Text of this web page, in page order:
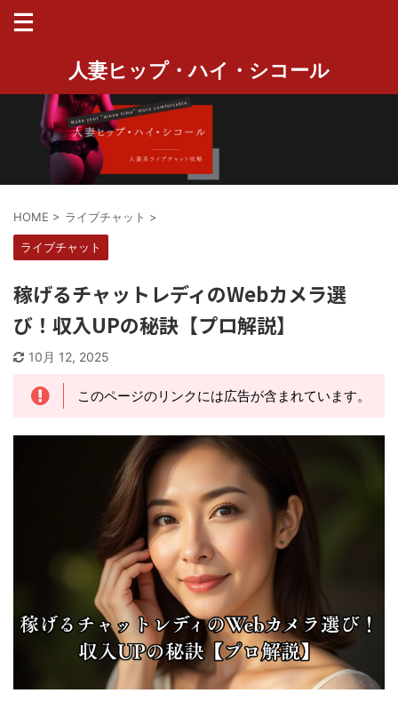
人妻ヒップ・ハイ・シコール
HOME > ライブチャット >
ライブチャット
稼げるチャットレディのWebカメラ選
び！収入UPの秘訣【プロ解説】
10月 12, 2025
このページのリンクには広告が含まれています。